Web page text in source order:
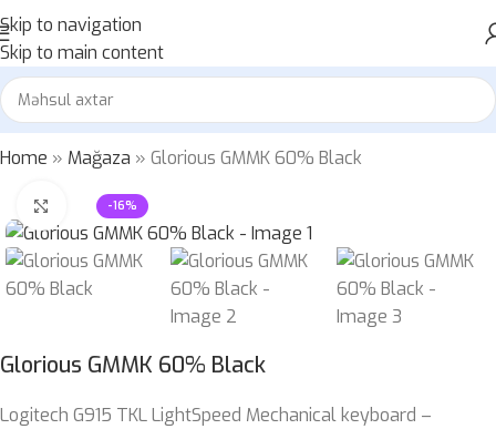
Skip to navigation
Skip to main content
Home » Mağaza » Glorious GMMK 60% Black
-16%
Böyütmək üçün klikləyin
Glorious GMMK 60% Black
Logitech G915 TKL LightSpeed Mechanical keyboard –